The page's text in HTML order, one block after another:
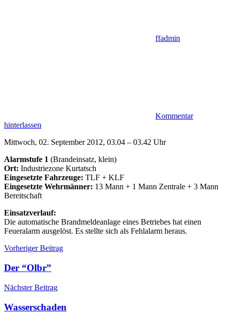
ffadmin
Kommentar
hinterlassen
Mittwoch, 02. September 2012, 03.04 – 03.42 Uhr
Alarmstufe 1 (Brandeinsatz, klein)
Ort: Industriezone Kurtatsch
Eingesetzte Fahrzeuge: TLF + KLF
Eingesetzte Wehrmänner: 13 Mann + 1 Mann Zentrale + 3 Mann
Bereitschaft
Einsatzverlauf:
Die automatische Brandmeldeanlage eines Betriebes hat einen
Feueralarm ausgelöst. Es stellte sich als Fehlalarm heraus.
Einsätze
EinsatzFehlalarmIndustriezone
Beitragsnavigation
Vorheriger Beitrag
Der “Olbr”
Nächster Beitrag
Wasserschaden